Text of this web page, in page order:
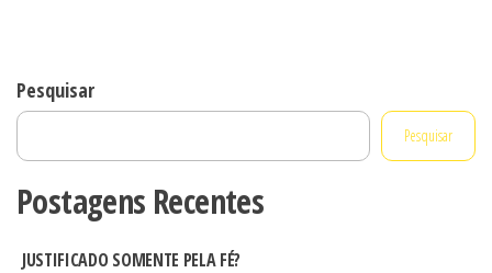
Pesquisar
Pesquisar
Postagens Recentes
JUSTIFICADO SOMENTE PELA FÉ?